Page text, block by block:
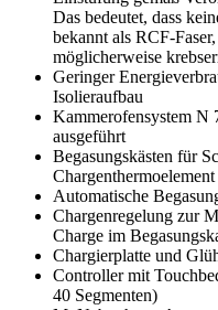
Das bedeutet, dass
bekannt als RCF-
möglicherweise
Geringer
Isolieraufbau
Kammerofensystem N
ausgeführt
Begasungskästen für
Automatische
Chargenregelung zur
Charge im
Chargierplatte und
Controller mit
40 Segmenten)